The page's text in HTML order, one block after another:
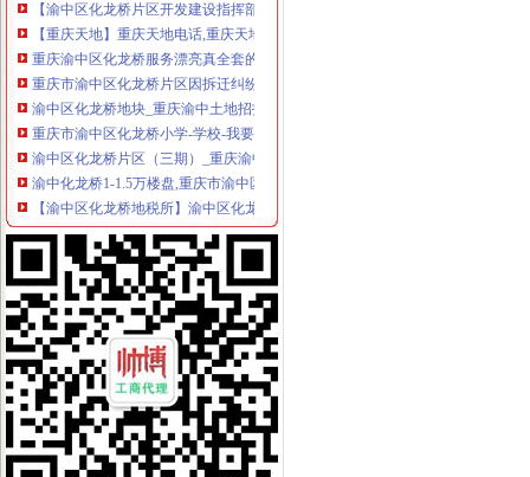
【重庆天地】重庆天地电话,重庆天地地址_图吧地图
重庆渝中区化龙桥服务漂亮真全套的小姐真正能找到包夜_在线观
重庆市渝中区化龙桥片区因拆迁纠纷发生大规模群众示威-群众呼声-麻
渝中区化龙桥地块_重庆渝中土地招拍挂-房天下土地网
重庆市渝中区化龙桥小学-学校-我要搜学网
渝中区化龙桥片区（三期）_重庆渝中土地招拍挂-房天下土地网
渝中化龙桥1-1.5万楼盘,重庆市渝中区化龙桥1-1.5万楼盘-重庆吉屋网
【渝中区化龙桥地税所】渝中区化龙桥地税所电话,渝中区化龙桥地税
重庆渝中区化龙桥华盛路10号在哪_重庆渝中区化龙桥华盛路10号怎么
（出件）重庆市渝中区化龙桥片区B11-1/02地块超高层项目（二、三期
重庆市渝中区分局化龙桥
解放碑到重庆市渝中区化龙桥怎么走？-住哪网
渝中区化龙桥雍江庭8幢2801违法违章建设_重庆市公开信箱
重庆市渝中区化龙桥社区卫生服务中心-重庆社区卫生网
渝中区化龙桥小学校_渝中区化龙桥小学校爱问问同学录频道
重庆农业采摘园_重庆渝中区农业采摘园_重庆渝中区农业采摘园化龙桥
重庆市·市辖区·渝中区化龙桥正街208号楼上,重庆先科铸造机械有
重庆市渝中区化龙桥李子坝正街186号地块安置房小区名叫什么？-政策
渝中区化龙桥地税所电话,渝中区化龙桥地税所电话多少_图吧电话查询